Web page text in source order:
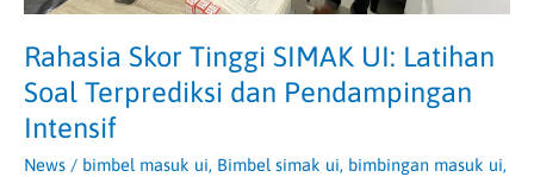
Rahasia Skor Tinggi SIMAK UI: Latihan
Soal Terprediksi dan Pendampingan
Intensif
News / bimbel masuk ui, Bimbel simak ui, bimbingan masuk ui,